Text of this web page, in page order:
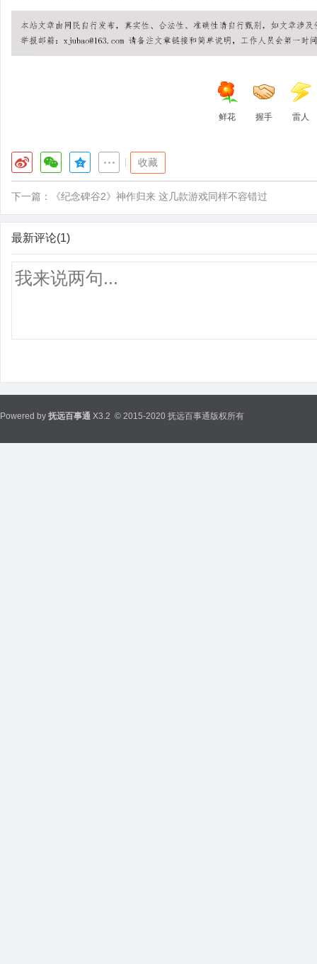
鲜花 握手 雷人
收藏
下一篇： 《纪念碑谷2》神作归来 这几款游戏同样不容错过
最新评论(1)
Powered by 抚远百事通 X3.2 © 2015-2020 抚远百事通版权所有